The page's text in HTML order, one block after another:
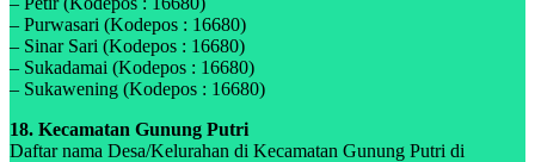
– Purwasari (Kodepos : 16680)
– Sinar Sari (Kodepos : 16680)
– Sukadamai (Kodepos : 16680)
– Sukawening (Kodepos : 16680)
18. Kecamatan Gunung Putri
Daftar nama Desa/Kelurahan di Kecamatan Gunung Putri di